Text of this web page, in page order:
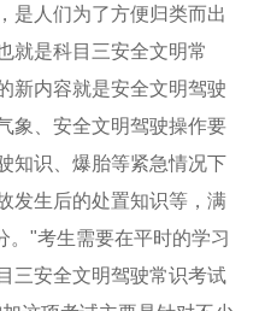
是人们为了方便归类而出
就是科目三安全文明常
新内容就是安全文明驾驶
象、安全文明驾驶操作要
知识、爆胎等紧急情况下
发生后的处置知识等，满
。"考生需要在平时的学习
三安全文明驾驶常识考试